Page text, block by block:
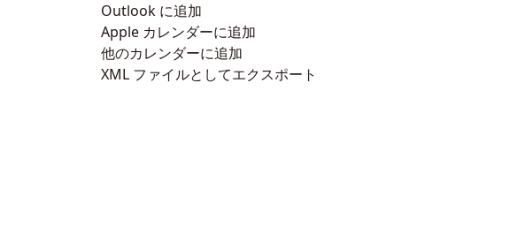
Outlook に追加
Apple カレンダーに追加
他のカレンダーに追加
XML ファイルとしてエクスポート